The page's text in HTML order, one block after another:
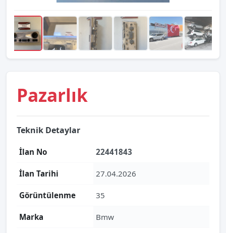
Pazarlık
Teknik Detaylar
İlan No 22441843
İlan Tarihi 27.04.2026
Görüntülenme 35
Marka Bmw